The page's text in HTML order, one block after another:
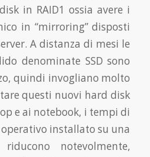
in RAID1 ossia avere i
in “mirroring” disposti
A distanza di mesi le
denominate SSD sono
quindi invogliano molto
questi nuovi hard disk
e ai notebook, i tempi di
installato su una
notevolmente,